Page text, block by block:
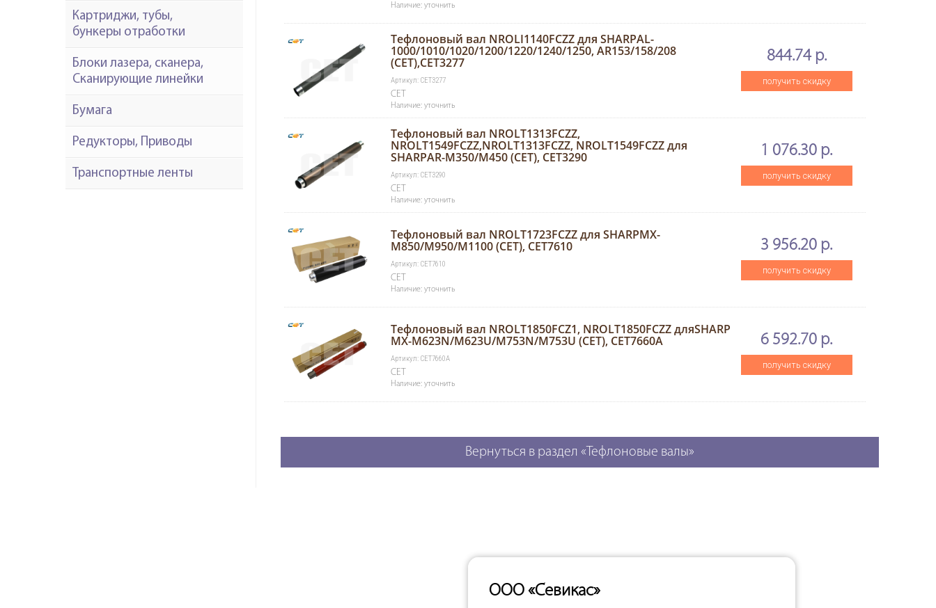
Наличие: уточнить
Тефлоновый вал NROLI1140FCZZ для SHARPAL-
1000/1010/1020/1200/1220/1240/1250, AR153/158/208
(CET),CET3277
Артикул: CET3277
CET
Наличие: уточнить
844.74 р.
получить скидку
Тефлоновый вал NROLT1313FCZZ,
NROLT1549FCZZ,NROLT1313FCZZ, NROLT1549FCZZ для
SHARPAR-M350/M450 (CET), CET3290
Артикул: CET3290
CET
Наличие: уточнить
1 076.30 р.
получить скидку
Тефлоновый вал NROLT1723FCZZ для SHARPMX-
M850/M950/M1100 (CET), CET7610
Артикул: CET7610
CET
Наличие: уточнить
3 956.20 р.
получить скидку
Тефлоновый вал NROLT1850FCZ1, NROLT1850FCZZ дляSHARP
MX-M623N/M623U/M753N/M753U (CET), CET7660A
Артикул: CET7660A
CET
Наличие: уточнить
6 592.70 р.
получить скидку
Вернуться в раздел «Тефлоновые валы»
Картриджи, тубы,
бункеры отработки
Блоки лазера, сканера,
Сканирующие линейки
Бумага
Редукторы, Приводы
Транспортные ленты
ООО «Севикас»